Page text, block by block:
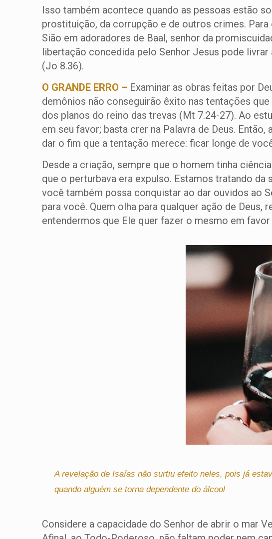
Isso também acontece quando as pessoas estão
prostituição, da corrupção e de outros crimes. Para
Sião em adoradores de Baal, senhor da
libertação concedida pelo Senhor Jesus pode livrar
(Jo 8.36).
O GRANDE ERRO – Examinar as obras feitas por
demônios não conseguirão êxito nas tentações
dos planos do reino das trevas (Mt 7.24-27). Ao
em seu favor; basta crer na Palavra de Deus.
dar o fim que a tentação merece: ficar longe de
Desde a criação, sempre que o homem tinha
que o perturbava era expulso. Estamos tratando
você também possa conquistar ao dar ouvidos ao
para você. Quem olha para qualquer ação de
entendermos que Ele quer fazer o mesmo em
A revelação de Isaías não surtiu efeito neles, pois já
quando alguém se torna dependente do álcool
Considere a capacidade do Senhor de abrir o mar